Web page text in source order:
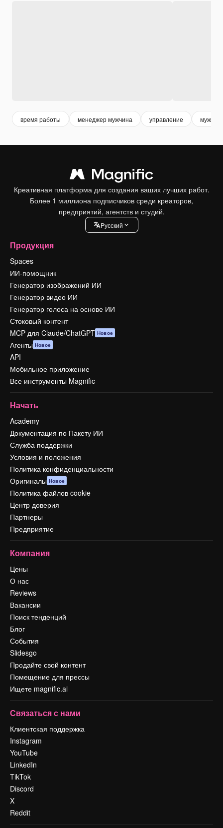
время работы менеджер мужчина управление
Креативная платформа для создания ваших лучших работ.
Более 1 миллиона подписчиков среди креаторов,
предприятий, агентств и студий.
Pусский
Продукция
Spaces
ИИ-помощник
Генератор изображений ИИ
Генератор видео ИИ
Генератор голоса на основе ИИ
Стоковый контент
MCP для Claude/ChatGPT Новое
Агенты Новое
API
Мобильное приложение
Все инструменты Magnific
Начать
Academy
Документация по Пакету ИИ
Служба поддержки
Условия и положения
Политика конфиденциальности
Оригиналы Новое
Политика файлов cookie
Центр доверия
Партнеры
Предприятие
Компания
Цены
О нас
Reviews
Вакансии
Поиск тенденций
Блог
События
Slidesgo
Продайте свой контент
Помещение для прессы
Ищете magnific.ai
Связаться с нами
Клиентская поддержка
Instagram
YouTube
LinkedIn
TikTok
Discord
X
Reddit